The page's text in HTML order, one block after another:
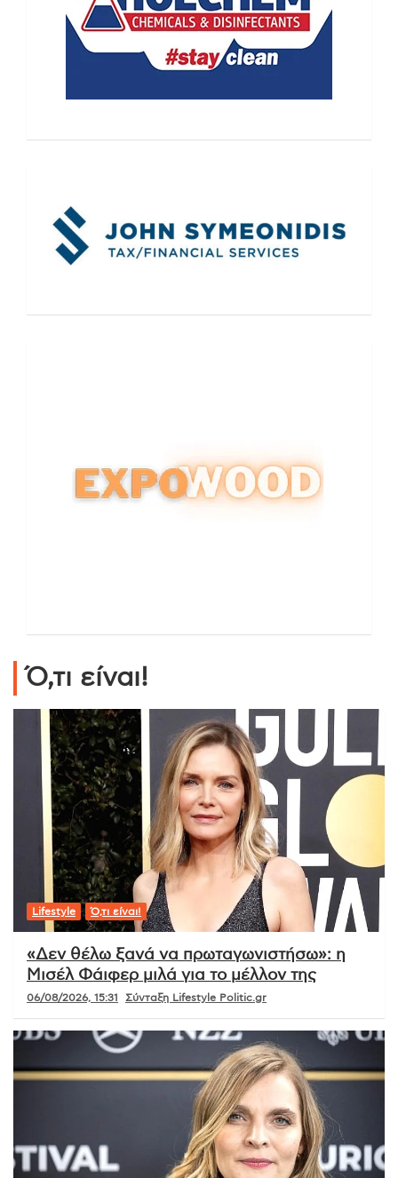
Ό,τι είναι!
Lifestyle Ό,τι είναι!
«Δεν θέλω ξανά να πρωταγωνιστήσω»: η
Μισέλ Φάιφερ μιλά για το μέλλον της
06/08/2026, 15:31 Σύνταξη Lifestyle Politic.gr